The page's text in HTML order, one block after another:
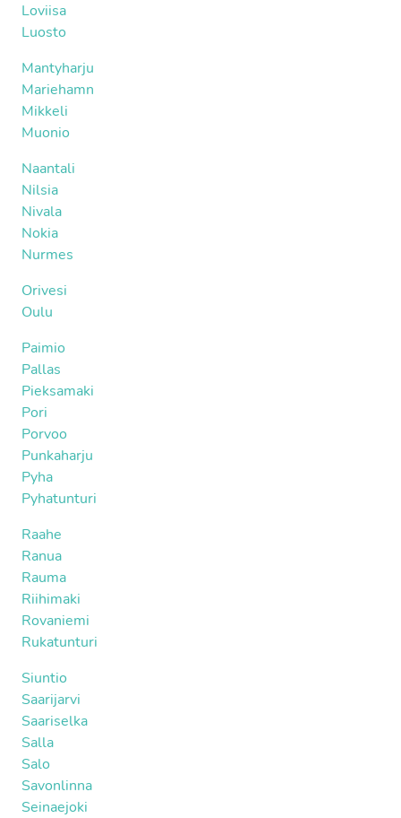
Loviisa
Luosto
Mantyharju
Mariehamn
Mikkeli
Muonio
Naantali
Nilsia
Nivala
Nokia
Nurmes
Orivesi
Oulu
Paimio
Pallas
Pieksamaki
Pori
Porvoo
Punkaharju
Pyha
Pyhatunturi
Raahe
Ranua
Rauma
Riihimaki
Rovaniemi
Rukatunturi
Siuntio
Saarijarvi
Saariselka
Salla
Salo
Savonlinna
Seinaejoki